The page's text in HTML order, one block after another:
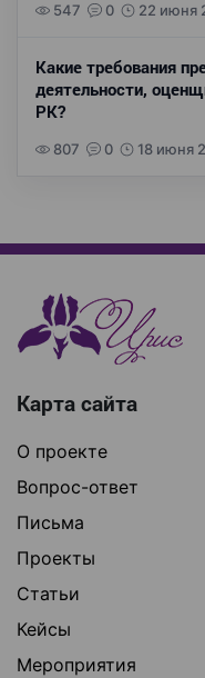
547 0 22 июня
Какие требования
деятельности,
РК?
807 0 18 июня
Карта сайта
О проекте
Вопрос-ответ
Письма
Проекты
Статьи
Кейсы
Мероприятия